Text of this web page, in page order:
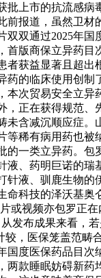
批上市的抗流感病
前报道，虽然卫材
双双通过2025年国
首版商保立异药目
者获益显著且超出
药的临床使用创制
本次贸易安全立异
，正在获得规范、
未含减沉顺应症。
等稀有病用药也被
的一类立异药。包
液、药明巨诺的瑞
针液、驯鹿生物的
命科技的泽沃基奥
或视频亦包罗正在
发布成果来看，
较，医保笼盖范畴
国度医保药品目次
两款睡眠妨碍新药